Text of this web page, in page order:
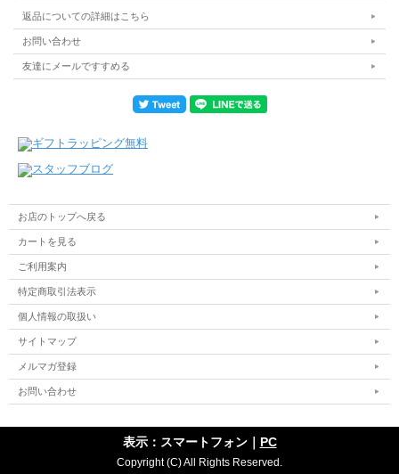
返品についての詳細はこちら
お問い合わせ
友達にメールですすめる
お店のトップへ戻る
カートを見る
ご利用案内
特定商取引法表示
個人情報の取扱い
サイトマップ
メルマガ登録
お問い合わせ
表示：スマートフォン｜ PC
Copyright (C) All Rights Reserved.